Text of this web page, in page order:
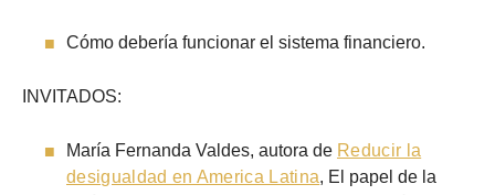
Cómo debería funcionar el sistema financiero.
INVITADOS:
María Fernanda Valdes, autora de Reducir la
desigualdad en America Latina, El papel de la